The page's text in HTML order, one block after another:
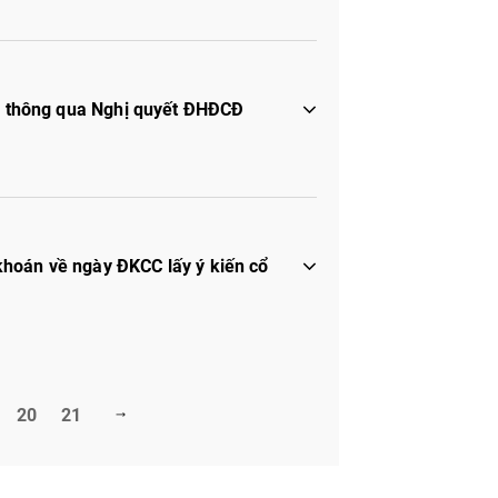
qua Nghị quyết ĐHĐCĐ
về ngày ĐKCC lấy ý kiến cổ
20 21